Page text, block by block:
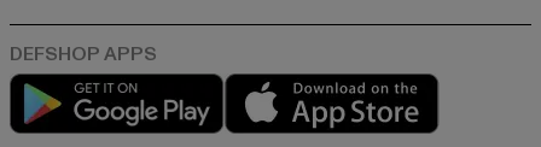
Play market